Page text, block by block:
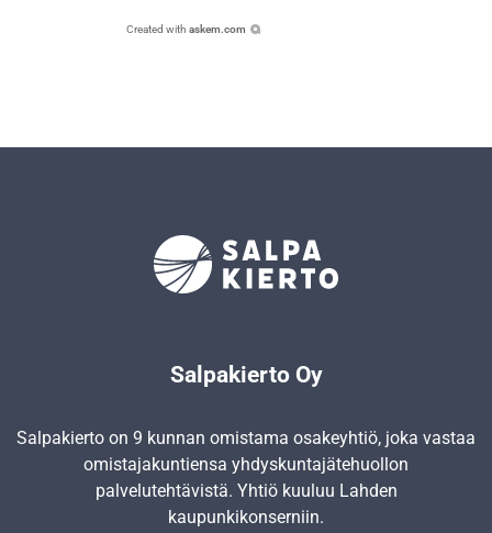
Created with askem.com
Salpakierto Oy
Salpakierto on 9 kunnan omistama osakeyhtiö, joka vastaa
omistajakuntiensa yhdyskunta­jätehuollon
palvelutehtävistä. Yhtiö kuuluu Lahden
kaupunkikonserniin.